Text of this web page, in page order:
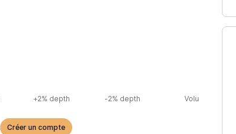
+2% depth -2% depth Volume (24h)
Créer un compte